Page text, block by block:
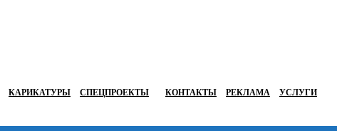
КАРИКАТУРЫ СПЕЦПРОЕКТЫ КОНТАКТЫ РЕКЛАМА УСЛУГИ